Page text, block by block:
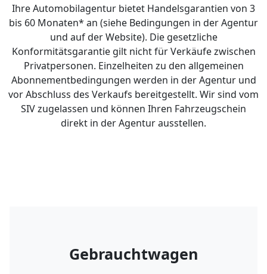
Ihre Automobilagentur bietet Handelsgarantien von 3
bis 60 Monaten* an (siehe Bedingungen in der Agentur
und auf der Website). Die gesetzliche
Konformitätsgarantie gilt nicht für Verkäufe zwischen
Privatpersonen. Einzelheiten zu den allgemeinen
Abonnementbedingungen werden in der Agentur und
vor Abschluss des Verkaufs bereitgestellt. Wir sind vom
SIV zugelassen und können Ihren Fahrzeugschein
direkt in der Agentur ausstellen.
Gebrauchtwagen